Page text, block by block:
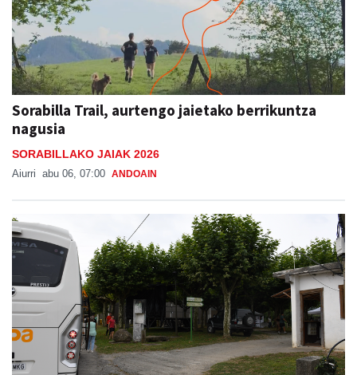
Sorabilla Trail, aurtengo jaietako berrikuntza
nagusia
SORABILLAKO JAIAK 2026
Aiurri abu 06, 07:00 ANDOAIN